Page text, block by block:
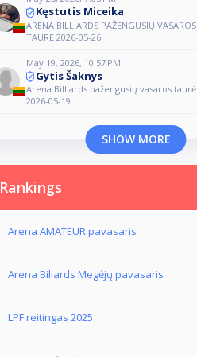
Kęstutis Miceika
ARENA BILLIARDS PAŽENGUSIŲ VASAROS
TAURĖ 2026-05-26
May 19, 2026, 10:57 PM
Gytis Šaknys
Arena Billiards pažengusių vasaros taurė
2026-05-19
SHOW MORE
Rankings
Arena AMATEUR pavasaris
Arena Biliards Megėjų pavasaris
LPF reitingas 2025